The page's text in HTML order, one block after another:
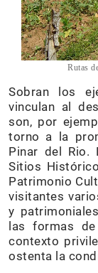
Rutas
Sobran los
vinculan al
son, por
torno a la
Pinar del Rio.
Sitios
Patrimonio
visitantes
y
las formas
contexto
ostenta la